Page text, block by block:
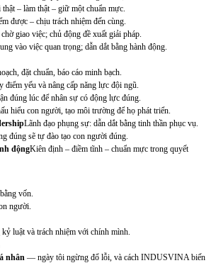
– làm thật – giữ một chuẩn mực.
được – chịu trách nhiệm đến cùng.
giao việc; chủ động đề xuất giải pháp.
vào việc quan trọng; dẫn dắt bằng hành động.
đặt chuẩn, báo cáo minh bạch.
điểm yếu và nâng cấp năng lực đội ngũ.
đúng lúc để nhân sự có động lực đúng.
hiểu con người, tạo môi trường để họ phát triển.
Lãnh đạo phụng sự: dẫn dắt bằng tinh thần phục vụ.
đúng sẽ tự đào tạo con người đúng.
độngKiên định – điềm tĩnh – chuẩn mực trong quyết
vốn.
người.
luật và trách nhiệm với chính mình.
nhân— ngày tôi ngừng đổ lỗi, và cách INDUSVINA biến